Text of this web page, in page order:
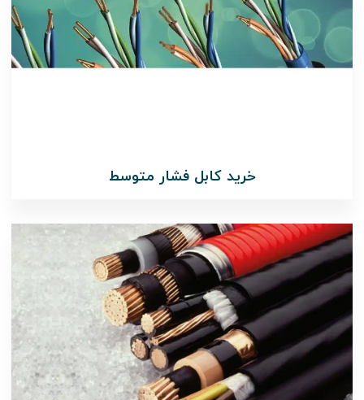
خرید کابل فشار متوسط